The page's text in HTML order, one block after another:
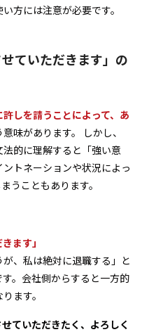
方には注意が必要です。
ていただきます」の
許しを請うことによって、あ
意味があります。 しかし、
法的に理解すると「強い意
トネーションや状況によっ
うこともあります。
ます」
、私は絶対に退職する」と
。会社側からすると一方的
ます。
せていただきたく、よろしく